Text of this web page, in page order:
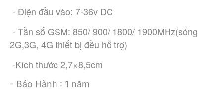
- Điện đầu vào: 7-36v DC
2G,3G, 4G thiết bị đều hỗ trợ)
-Kích thước 2,7×8,5cm
- Bảo Hành : 1 năm